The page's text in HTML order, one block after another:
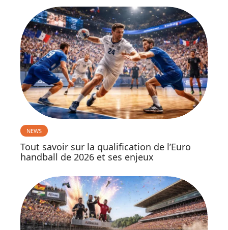
NEWS
Tout savoir sur la qualification de l’Euro
handball de 2026 et ses enjeux